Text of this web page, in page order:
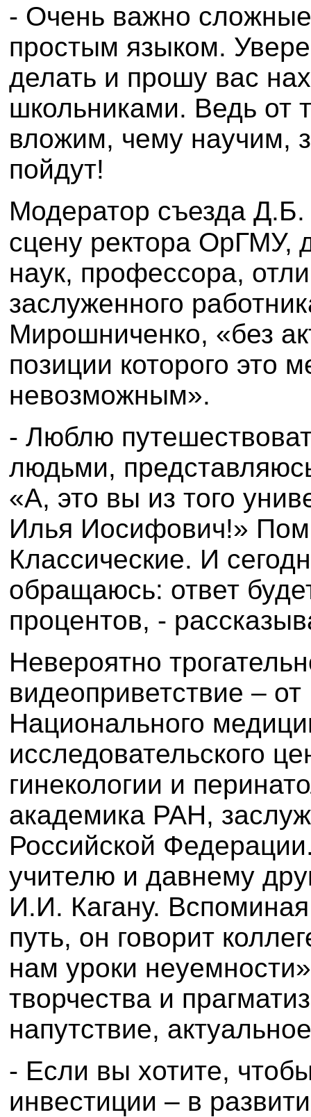
- Очень важно
простым языком.
делать и прошу вас
школьниками. Ведь от
вложим, чему научим,
пойдут!
Модератор съезда
сцену ректора ОрГМУ,
наук, профессора,
заслуженного
Мирошниченко, «без
позиции которого это
невозможным».
- Люблю
людьми,
«А, это вы из того
Илья Иосифович!»
Классические. И
обращаюсь: ответ
процентов, -
Невероятно
видеоприветствие –
Национального
исследовательского
гинекологии и
академика РАН,
Российской
учителю и давнему
И.И. Кагану.
путь, он говорит
нам уроки
творчества и
напутствие,
- Если вы хотите,
инвестиции – в